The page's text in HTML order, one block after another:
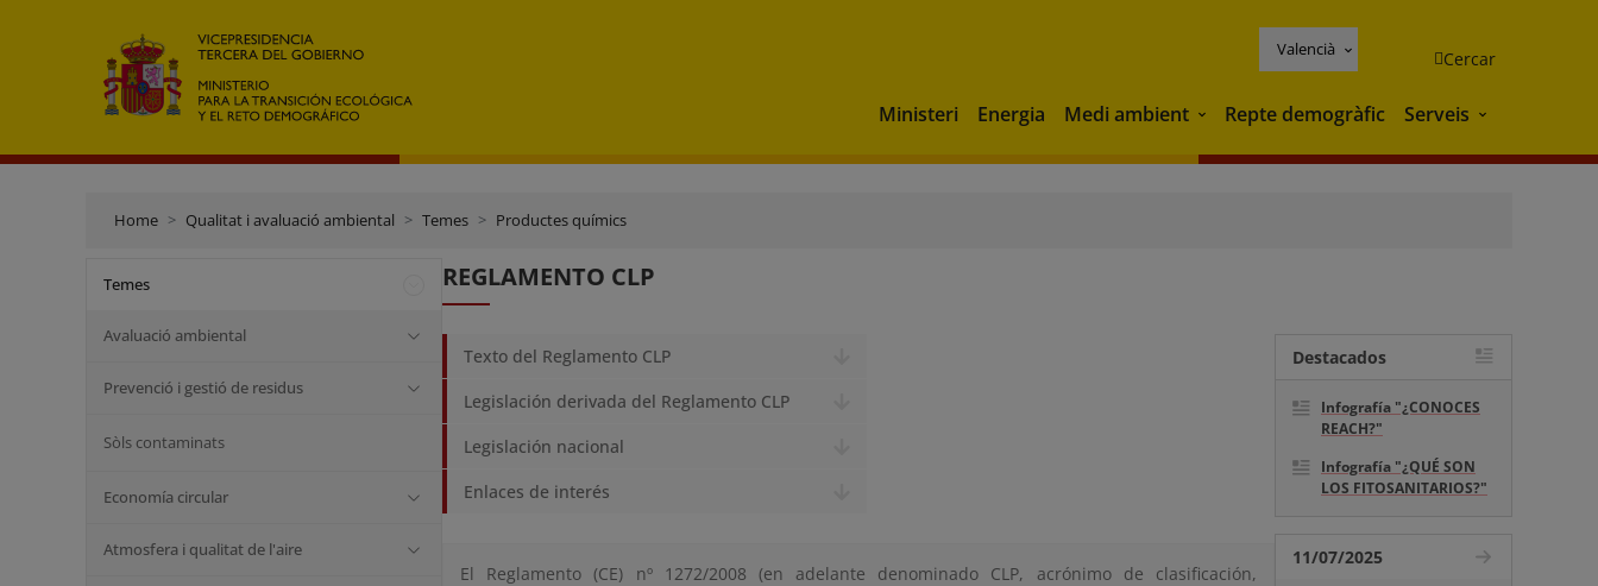
Valencià Cercar
Ministeri Energia Medi ambient Medi ambient
Repte demogràfic Serveis Serveis
Home Qualitat i avaluació ambiental Temes Productes químics
Temes
Avaluació ambiental
Prevenció i gestió de residus
Sòls contaminats
Economía circular
Atmosfera i qualitat de l'aire
REGLAMENTO CLP
Texto del Reglamento CLP
Legislación derivada del Reglamento CLP
Legislación nacional
Enlaces de interés
El Reglamento (CE) nº 1272/2008 (en adelante denominado CLP, acrónimo de clasificación,
Destacados
Infografía "¿CONOCES
REACH?"
Infografía "¿QUÉ SON
LOS FITOSANITARIOS?"
11/07/2025